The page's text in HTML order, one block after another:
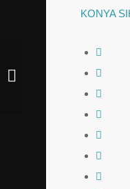
KONYA
Hacışaban Mahallesi